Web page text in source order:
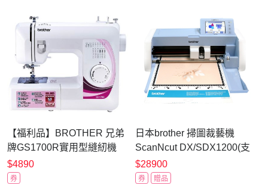
【福利品】BROTHER 兄弟
牌GS1700R實用型縫紉機
$4890
券
日本brother 掃圖裁藝機
ScanNcut DX/SDX1200(支
援WIFI/自動感應 低噪音切
割)
$28900
券 贈品